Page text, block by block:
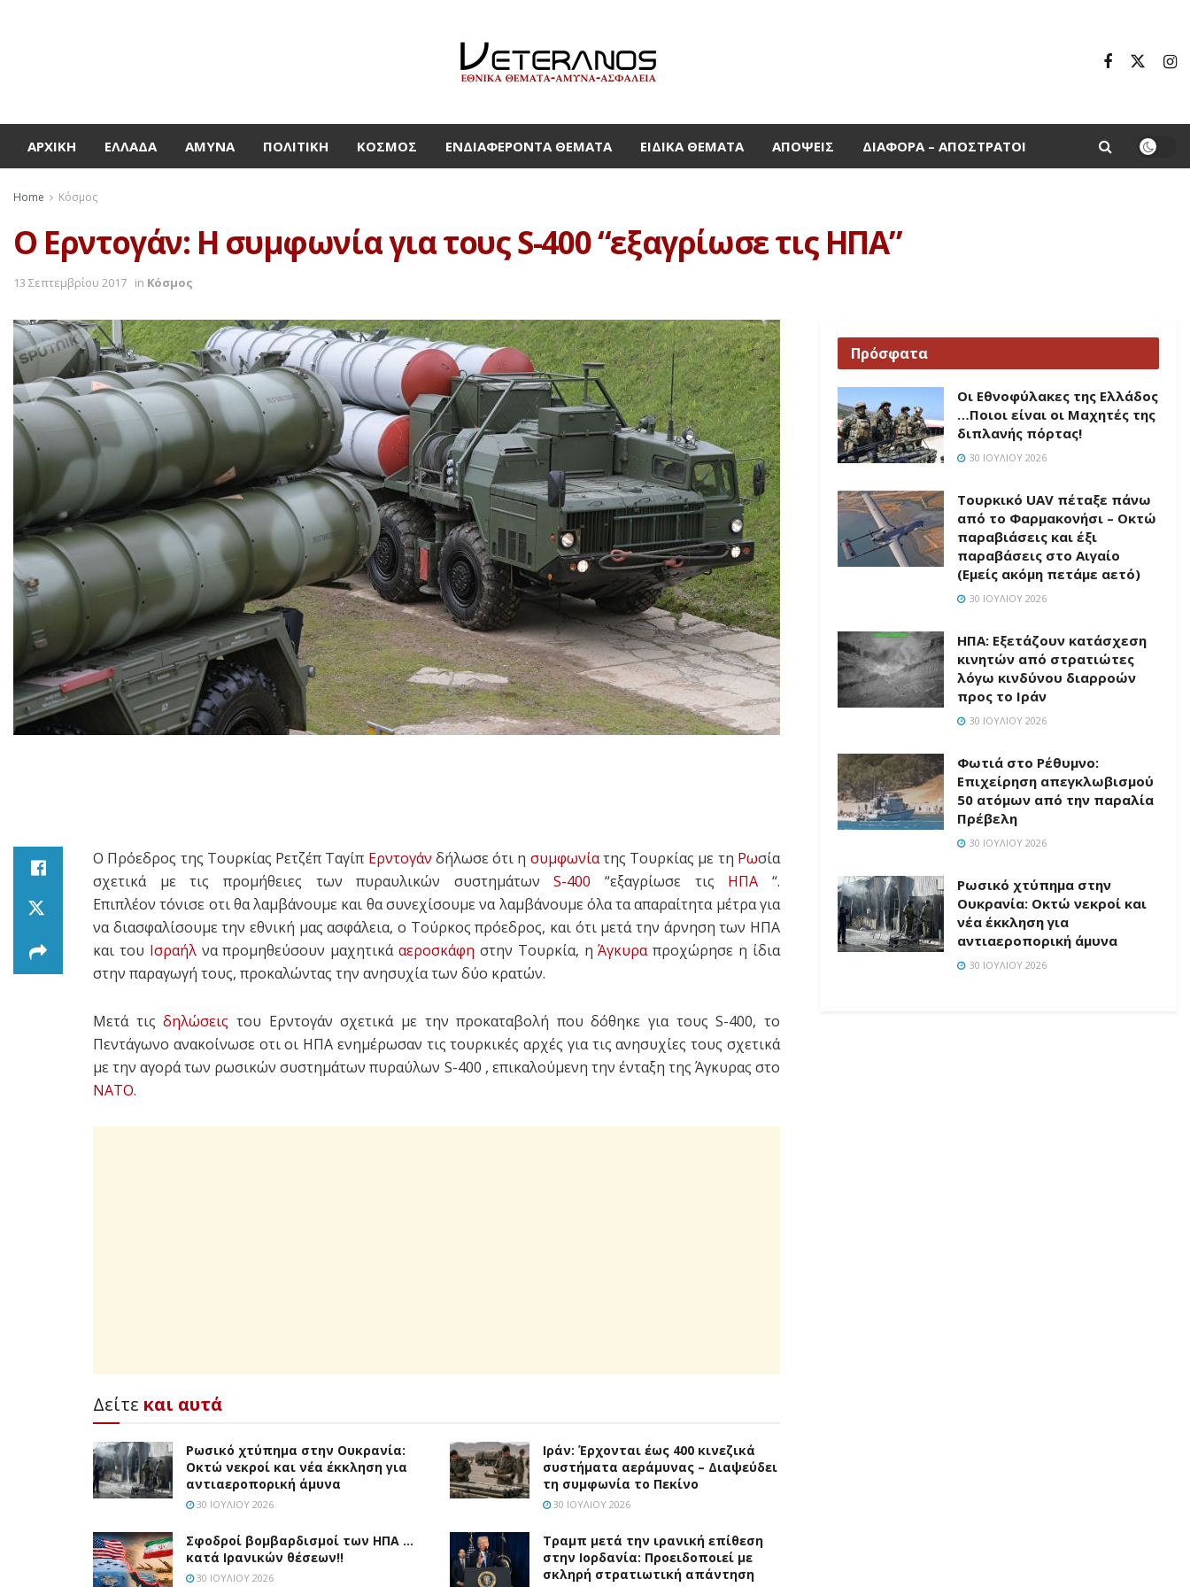
ΑΡΧΙΚΉ ΕΛΛΆΔΑ ΆΜΥΝΑ ΠΟΛΙΤΙΚΉ ΚΌΣΜΟΣ ΕΝΔΙΑΦΈΡΟΝΤΑ ΘΈΜΑΤΑ ΕΙΔΙΚΆ ΘΈΜΑΤΑ ΑΠΌΨΕΙΣ ΔΙΆΦΟΡΑ – ΑΠΌΣΤΡΑΤΟΙ
Home Κόσμος
Ο Ερντογάν: Η συμφωνία για τους S-400 “εξαγρίωσε τις ΗΠΑ”
13 Σεπτεμβρίου 2017 in Κόσμος
Ο Πρόεδρος της Τουρκίας Ρετζέπ Ταγίπ Ερντογάν δήλωσε ότι η συμφωνίατης Τουρκίας με τη Ρωσία
σχετικά με τις προμήθειες των πυραυλικών συστημάτωνS-400 “εξαγρίωσε τις ΗΠΑ “.
Επιπλέον τόνισε οτι θα λαμβάνουμε και θα συνεχίσουμε να λαμβάνουμε όλα τα απαραίτητα μέτρα για
να διασφαλίσουμε την εθνική μας ασφάλεια, ο Τούρκος πρόεδρος, και ότι μετά την άρνηση των ΗΠΑ
και του Ισραήλνα προμηθεύσουν μαχητικάαεροσκάφη στην Τουρκία, ηΆγκυραπροχώρησε η ίδια
στην παραγωγή τους, προκαλώντας την ανησυχία των δύο κρατών.
Μετά τιςδηλώσεις του Ερντογάν σχετικά με την προκαταβολή που δόθηκε για τους S-400, το
Πεντάγωνο ανακοίνωσε οτι οι ΗΠΑ ενημέρωσαν τις τουρκικές αρχές για τις ανησυχίες τους σχετικά
με την αγορά των ρωσικών συστημάτων πυραύλων S-400 , επικαλούμενη την ένταξη της Άγκυρας στο
ΝΑΤΟ.
Δείτε και αυτά
Ρωσικό χτύπημα στην Ουκρανία:
Οκτώ νεκροί και νέα έκκληση για
αντιαεροπορική άμυνα
30 ΙΟΥΛΊΟΥ 2026
Ιράν: Έρχονται έως 400 κινεζικά
συστήματα αεράμυνας – Διαψεύδει
τη συμφωνία το Πεκίνο
30 ΙΟΥΛΊΟΥ 2026
Σφοδροί βομβαρδισμοί των ΗΠΑ …
κατά Ιρανικών θέσεων!!
30 ΙΟΥΛΊΟΥ 2026
Τραμπ μετά την ιρανική επίθεση
στην Ιορδανία: Προειδοποιεί με
σκληρή στρατιωτική απάντηση
Πρόσφατα
Οι Εθνοφύλακες της Ελλάδος
…Ποιοι είναι οι Μαχητές της
διπλανής πόρτας!
30 ΙΟΥΛΊΟΥ 2026
Τουρκικό UAV πέταξε πάνω
από το Φαρμακονήσι – Οκτώ
παραβιάσεις και έξι
παραβάσεις στο Αιγαίο
(Εμείς ακόμη πετάμε αετό)
30 ΙΟΥΛΊΟΥ 2026
ΗΠΑ: Εξετάζουν κατάσχεση
κινητών από στρατιώτες
λόγω κινδύνου διαρροών
προς το Ιράν
30 ΙΟΥΛΊΟΥ 2026
Φωτιά στο Ρέθυμνο:
Επιχείρηση απεγκλωβισμού
50 ατόμων από την παραλία
Πρέβελη
30 ΙΟΥΛΊΟΥ 2026
Ρωσικό χτύπημα στην
Ουκρανία: Οκτώ νεκροί και
νέα έκκληση για
αντιαεροπορική άμυνα
30 ΙΟΥΛΊΟΥ 2026